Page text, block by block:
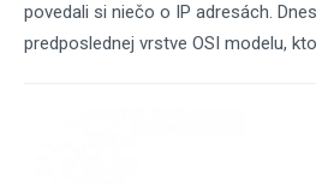
povedali si niečo o IP adresách.
predposlednej vrstve OSI modelu,